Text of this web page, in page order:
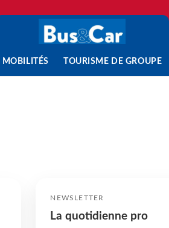
MOBILITÉS TOURISME DE GROUPE
NEWSLETTER
La quotidienne pro